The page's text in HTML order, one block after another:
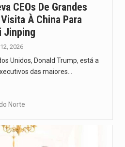
CEOs De Grandes
À China Para
Jinping
2026
Unidos, Donald Trump, está a
das maiores…
Norte